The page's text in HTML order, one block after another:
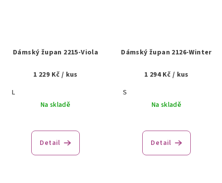
Dámský župan 2215-Viola
1 229 Kč / kus
L
Na skladě
Detail
Dámský župan 2126-Winter
1 294 Kč / kus
S
Na skladě
Detail